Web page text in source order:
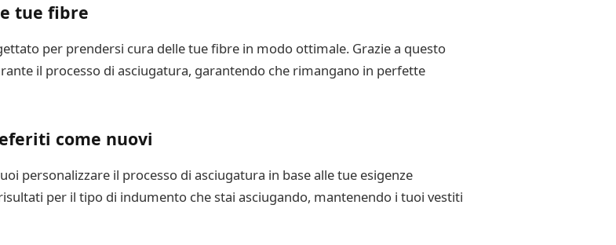
tue fibre
per prendersi cura delle tue fibre in modo ottimale. Grazie a questo
il processo di asciugatura, garantendo che rimangano in perfette
come nuovi
personalizzare il processo di asciugatura in base alle tue esigenze
per il tipo di indumento che stai asciugando, mantenendo i tuoi vestiti